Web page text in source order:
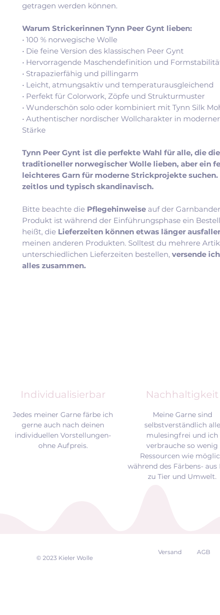
getragen werden können.
Warum Strickerinnen Tynn Peer Gynt lieben:
• 100 % norwegische Wolle
• Die feine Version des klassischen Peer Gynt
• Hervorragende Maschendefinition und
• Strapazierfähig und pillingarm
• Leicht, atmungsaktiv und temperaturausgleichend
• Perfekt für Colorwork, Zöpfe und Strukturmuster
• Wunderschön solo oder kombiniert mit Tynn Silk
• Authentischer nordischer Wollcharakter in
Stärke
Tynn Peer Gynt ist die perfekte Wahl für alle, die
traditioneller norwegischer Wolle lieben, aber ein
leichteres Garn für moderne Strickprojekte suchen.
zeitlos und typisch skandinavisch.
Bitte beachte die Pflegehinweise auf der
Produkt ist während der Einführungsphase ein
heißt, die Lieferzeiten können etwas länger
meinen anderen Produkten. Solltest du mehrere
unterschiedlichen Lieferzeiten bestellen, versende
alles zusammen.
Individualisierbar Nachhaltigkeit
Jedes meiner Garne färbe ich
gerne auch nach deinen
individuellen Vorstellungen-
ohne Aufpreis.
Meine Garne sind
selbstverständlich alle
mulesingfrei und ich
verbrauche so wenig
Ressourcen wie
während des Färbens- aus
zu Tier und Umwelt.
© 2023 Kieler Wolle
Versand AGB